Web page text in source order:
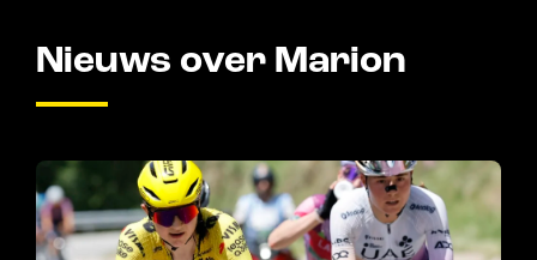
Nieuws over Marion